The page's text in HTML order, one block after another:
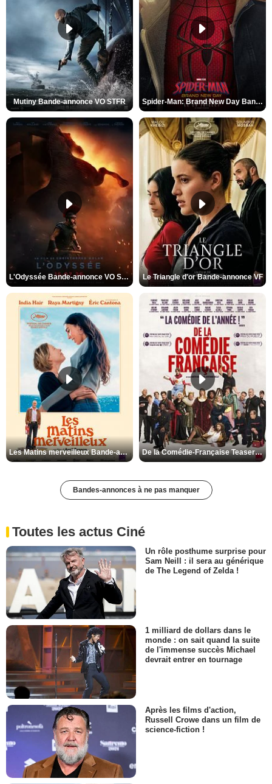
Mutiny Bande-annonce VO STFR Spider-Man: Brand New Day Bande-annonce VO STFR
L'Odyssée Bande-annonce VO STFR Le Triangle d'or Bande-annonce VF
Les Matins merveilleux Bande-annonce VF De la Comédie-Française Teaser VF
Bandes-annonces à ne pas manquer
Toutes les actus Ciné
Un rôle posthume surprise pour
Sam Neill : il sera au générique
de The Legend of Zelda !
1 milliard de dollars dans le
monde : on sait quand la suite
de l'immense succès Michael
devrait entrer en tournage
Après les films d'action,
Russell Crowe dans un film de
science-fiction !